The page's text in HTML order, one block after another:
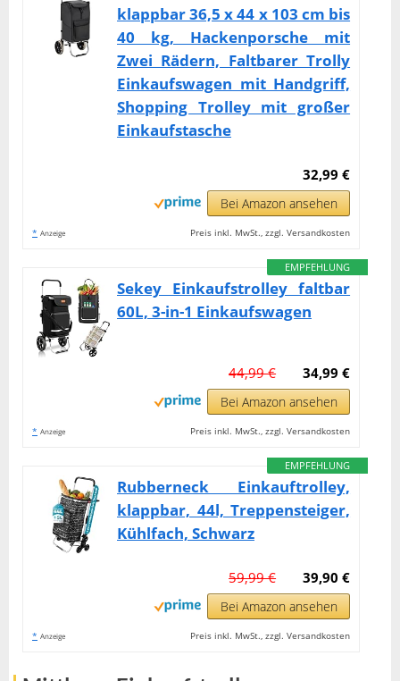
klappbar 36,5 x 44 x 103 cm bis
40 kg, Hackenporsche mit
Zwei Rädern, Faltbarer Trolly
Einkaufswagen mit Handgriff,
Shopping Trolley mit großer
Einkaufstasche
32,99 €
Bei Amazon ansehen
* Anzeige Preis inkl. MwSt., zzgl. Versandkosten
EMPFEHLUNG
Sekey Einkaufstrolley faltbar
60L, 3-in-1 Einkaufswagen
34,99 €
44,99 €
Bei Amazon ansehen
* Anzeige Preis inkl. MwSt., zzgl. Versandkosten
EMPFEHLUNG
Rubberneck Einkauftrolley,
klappbar, 44l, Treppensteiger,
Kühlfach, Schwarz
39,90 €
59,99 €
Bei Amazon ansehen
* Anzeige Preis inkl. MwSt., zzgl. Versandkosten